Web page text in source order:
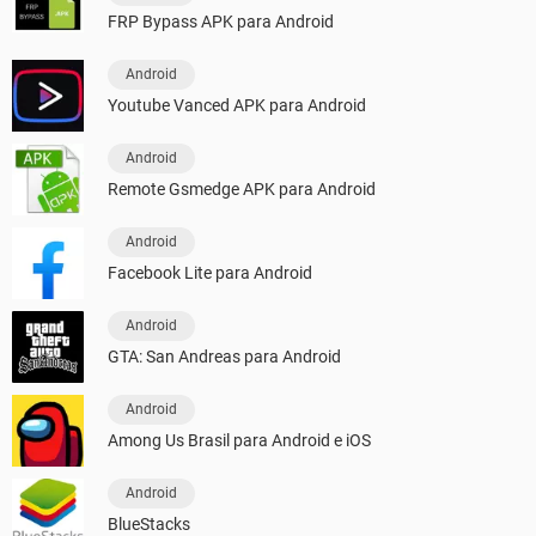
FRP Bypass APK para Android
Android
Youtube Vanced APK para Android
Android
Remote Gsmedge APK para Android
Android
Facebook Lite para Android
Android
GTA: San Andreas para Android
Android
Among Us Brasil para Android e iOS
Android
BlueStacks